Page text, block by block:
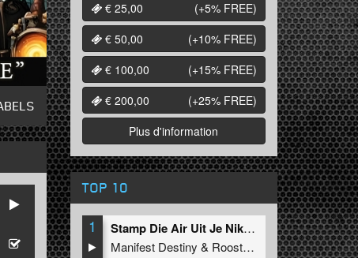
€ 25,00
(+5% FREE)
€ 50,00
(+10% FREE)
€ 100,00
(+15% FREE)
€ 200,00
(+25% FREE)
Plus d'information
TOP 10
1
Stamp Die Air Uit Je Nikeys (Extended Mix)
Manifest Destiny & Roosterz